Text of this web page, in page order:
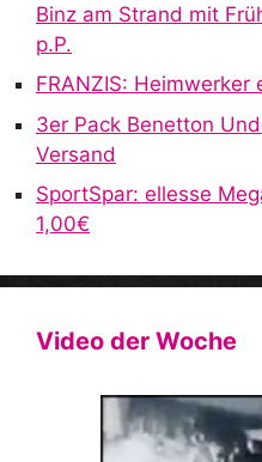
Binz am Strand mit
p.P.
FRANZIS: Heimwerker
3er Pack Benetton
Versand
SportSpar: ellesse
1,00€
Video der Woche